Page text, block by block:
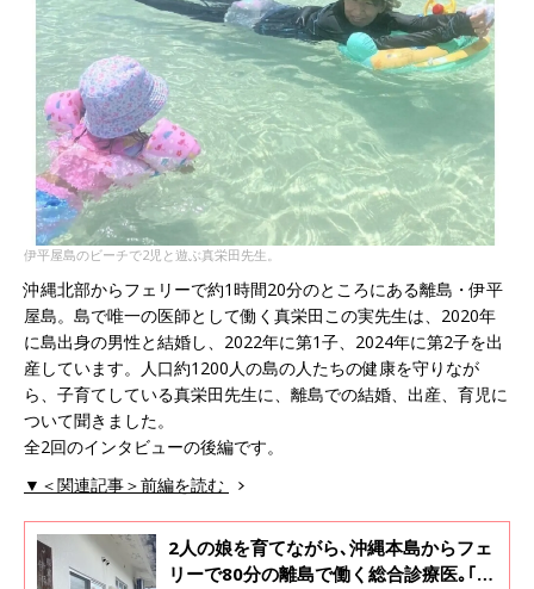
伊平屋島のビーチで2児と遊ぶ真栄田先生。
沖縄北部からフェリーで約1時間20分のところにある離島・伊平
屋島。島で唯一の医師として働く真栄田この実先生は、2020年
に島出身の男性と結婚し、2022年に第1子、2024年に第2子を出
産しています。人口約1200人の島の人たちの健康を守りなが
ら、子育てしている真栄田先生に、離島での結婚、出産、育児に
ついて聞きました。
全2回のインタビューの後編です。
▼＜関連記事＞前編を読む
2人の娘を育てながら､沖縄本島からフェ
リーで80分の離島で働く総合診療医｡｢島